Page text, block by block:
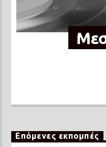
Επόμενες εκπομπές